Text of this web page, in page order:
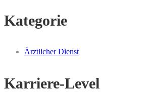
Kategorie
Ärztlicher Dienst
Karriere-Level